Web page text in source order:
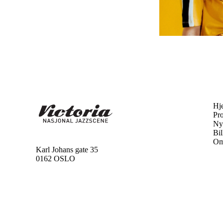
Karl Johans gate 35
0162 OSLO